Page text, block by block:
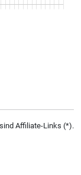
Affiliate-Links (*).